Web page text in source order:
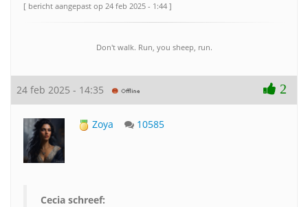
[ bericht aangepast op 24 feb 2025 - 1:44 ]
Don't walk. Run, you sheep, run.
24 feb 2025 - 14:35 2
Zoya 10585
Cecia schreef: